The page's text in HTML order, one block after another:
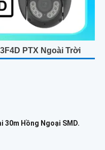
PTX Ngoài Trời
30m Hồng Ngoại SMD.